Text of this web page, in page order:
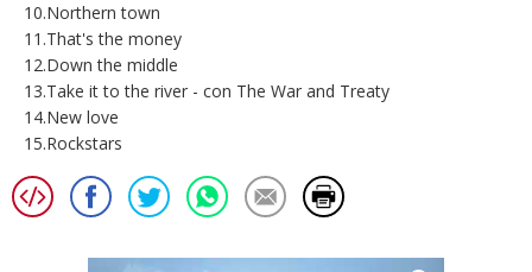
10.Northern town
11.That's the money
12.Down the middle
13.Take it to the river - con The War and Treaty
14.New love
15.Rockstars